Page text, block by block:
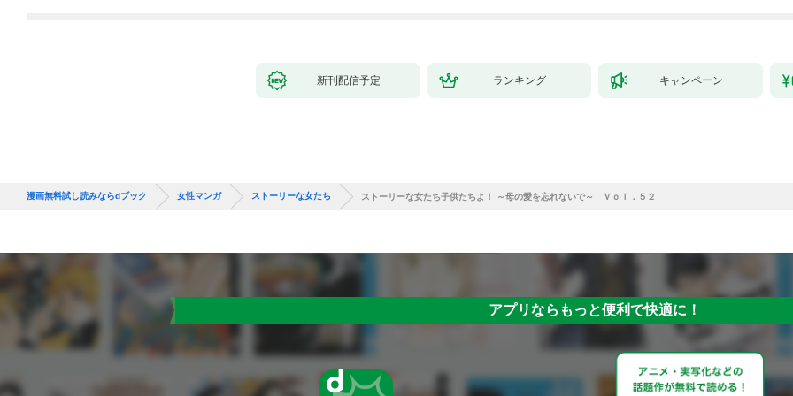
新刊配信予定 ランキング キャンペーン
漫画無料試し読みならdブック 女性マンガ ストーリーな女たち ストーリーな女たち子供たちよ！ ～母の愛を忘れないで～ Ｖｏｌ．５２
アプリならもっと便利で快適に！